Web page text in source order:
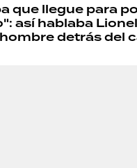
que llegue para
así hablaba
detrás del